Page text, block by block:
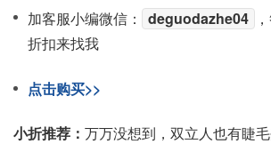
加客服小编微信：
deguodazhe04
折扣来找我
点击购买>>
小折推荐： 万万没想到，双立人也有睫